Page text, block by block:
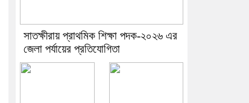
সাতক্ষীরায় প্রাথমিক শিক্ষা পদক-২০২৬ এর
জেলা পর্যায়ের প্রতিযোগিতা